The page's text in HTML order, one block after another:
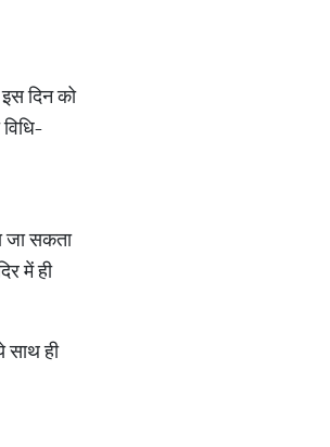
दिन को
जा सकता
में ही
साथ ही